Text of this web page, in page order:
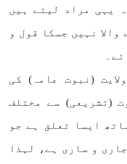
یہی مراد لیتے ہیں
نہیں جسکا قول و
(نبوت عامہ) کی
(تشریعی) سے مختلف
ایسا تعلق ہے جو
و ساری ہے، لہذا